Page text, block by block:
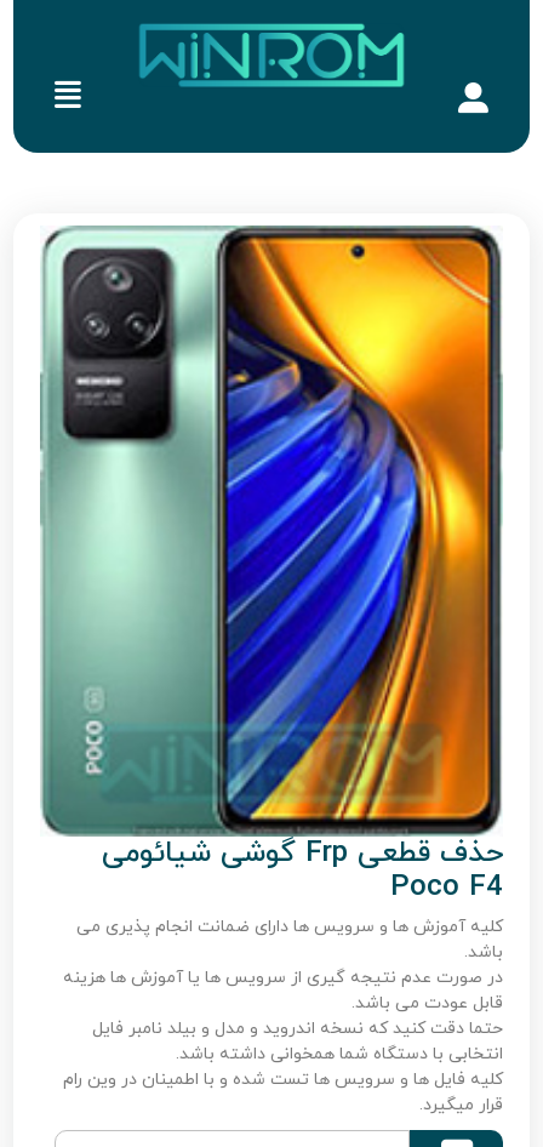
حذف قطعی Frp گوشی شیائومی
Poco F4
کلیه آموزش ها و سرویس ها دارای ضمانت انجام پذیری می
باشد.
در صورت عدم نتیجه گیری از سرویس ها یا آموزش ها هزینه
قابل عودت می باشد.
حتما دقت کنید که نسخه اندروید و مدل و بیلد نامبر فایل
انتخابی با دستگاه شما همخوانی داشته باشد.
کلیه فایل ها و سرویس ها تست شده و با اطمینان در وین رام
قرار میگیرد.